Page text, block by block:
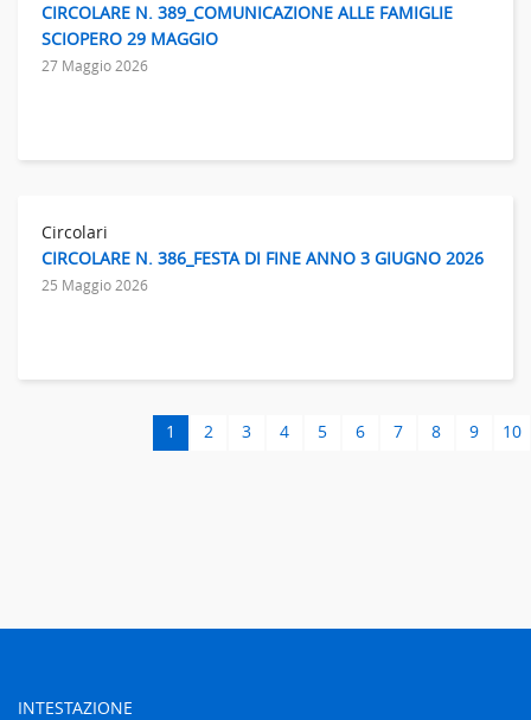
1 2 3 4 5 6 7 8 9 10
CIRCOLARE N. 389_COMUNICAZIONE ALLE FAMIGLIE
SCIOPERO 29 MAGGIO
27 Maggio 2026
Circolari
CIRCOLARE N. 386_FESTA DI FINE ANNO 3 GIUGNO 2026
25 Maggio 2026
INTESTAZIONE